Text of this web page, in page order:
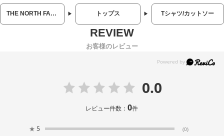
THE NORTH FACE (ザ ノースフェイス) トップス Tシャツ/カットソー
お客様のレビュー
0.0
レビュー件数：0件
★ 5 (0)